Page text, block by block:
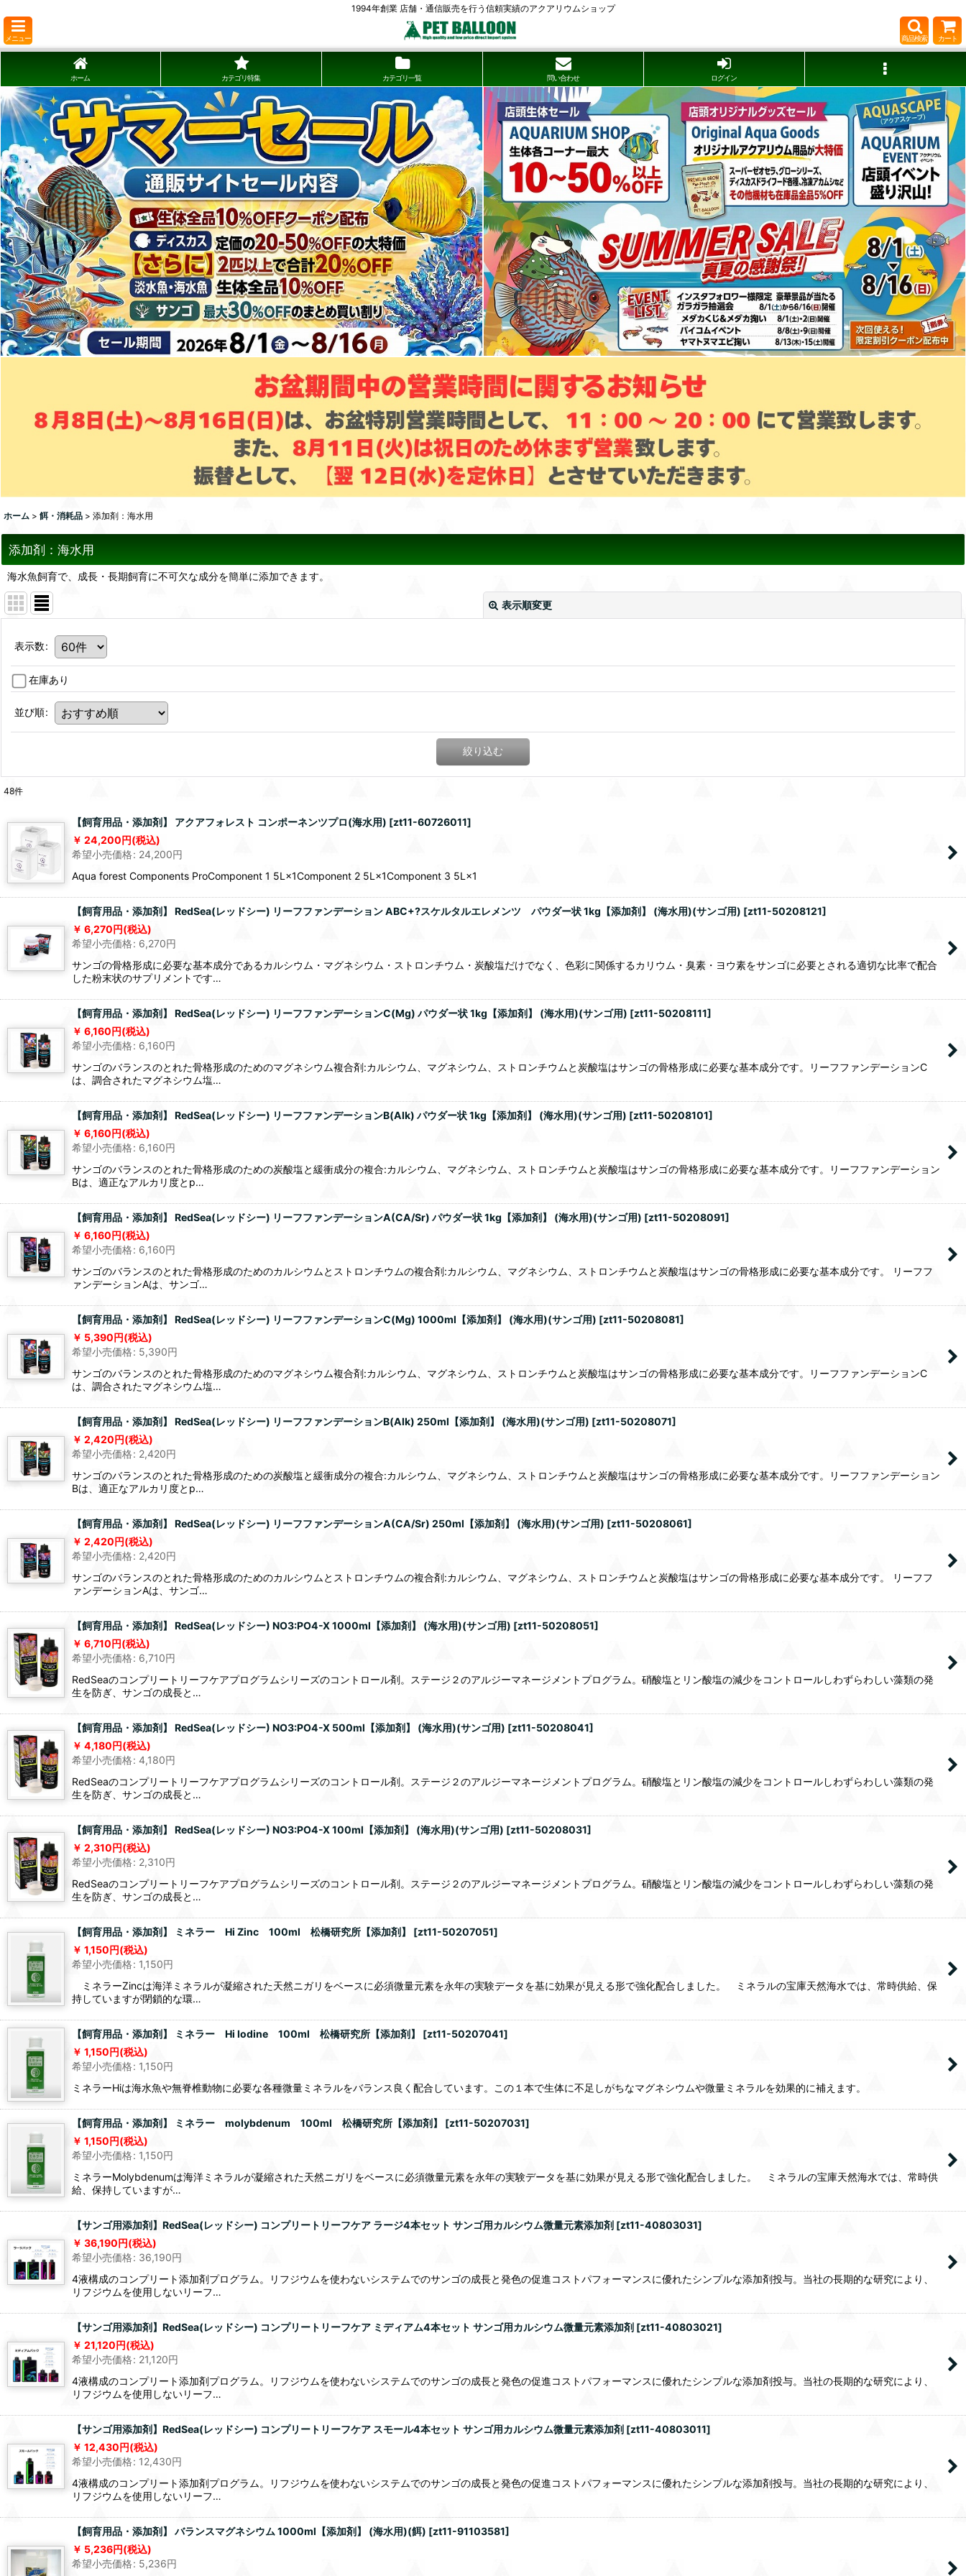
1994年創業 店舗・通信販売を行う信頼実績のアクアリウムショップ
メニュー 商品検索 カート
ホーム カテゴリ特集 カテゴリ一覧 問い合わせ ログイン
ホーム > 餌・消耗品 > 添加剤：海水用
添加剤：海水用
海水魚飼育で、成長・長期飼育に不可欠な成分を簡単に添加できます。
表示順変更
表示数:
在庫あり
並び順:
絞り込む
48件
【飼育用品・添加剤】 アクアフォレスト コンポーネンツプロ(海水用) [zt11-60726011]
24,200円(税込)
希望小売価格: 24,200円
Aqua forest Components ProComponent 1 5L×1Component 2 5L×1Component 3 5L×1
【飼育用品・添加剤】 RedSea(レッドシー) リーフファンデーション ABC+?スケルタルエレメンツ パウダー状 1kg【添加剤】 (海水用)(サンゴ用) [zt11-50208121]
6,270円(税込)
希望小売価格: 6,270円
サンゴの骨格形成に必要な基本成分であるカルシウム・マグネシウム・ストロンチウム・炭酸塩だけでなく、色彩に関係するカリウム・臭素・ヨウ素をサンゴに必要とされる適切な比率で配合
した粉末状のサプリメントです…
【飼育用品・添加剤】 RedSea(レッドシー) リーフファンデーションC(Mg) パウダー状 1kg【添加剤】 (海水用)(サンゴ用) [zt11-50208111]
6,160円(税込)
希望小売価格: 6,160円
サンゴのバランスのとれた骨格形成のためのマグネシウム複合剤:カルシウム、マグネシウム、ストロンチウムと炭酸塩はサンゴの骨格形成に必要な基本成分です。リーフファンデーションC
は、調合されたマグネシウム塩…
【飼育用品・添加剤】 RedSea(レッドシー) リーフファンデーションB(Alk) パウダー状 1kg【添加剤】 (海水用)(サンゴ用) [zt11-50208101]
6,160円(税込)
希望小売価格: 6,160円
サンゴのバランスのとれた骨格形成のための炭酸塩と緩衝成分の複合:カルシウム、マグネシウム、ストロンチウムと炭酸塩はサンゴの骨格形成に必要な基本成分です。リーフファンデーション
Bは、適正なアルカリ度とp…
【飼育用品・添加剤】 RedSea(レッドシー) リーフファンデーションA(CA/Sr) パウダー状 1kg【添加剤】 (海水用)(サンゴ用) [zt11-50208091]
6,160円(税込)
希望小売価格: 6,160円
サンゴのバランスのとれた骨格形成のためのカルシウムとストロンチウムの複合剤:カルシウム、マグネシウム、ストロンチウムと炭酸塩はサンゴの骨格形成に必要な基本成分です。 リーフフ
ァンデーションAは、サンゴ…
【飼育用品・添加剤】 RedSea(レッドシー) リーフファンデーションC(Mg) 1000ml【添加剤】 (海水用)(サンゴ用) [zt11-50208081]
5,390円(税込)
希望小売価格: 5,390円
サンゴのバランスのとれた骨格形成のためのマグネシウム複合剤:カルシウム、マグネシウム、ストロンチウムと炭酸塩はサンゴの骨格形成に必要な基本成分です。リーフファンデーションC
は、調合されたマグネシウム塩…
【飼育用品・添加剤】 RedSea(レッドシー) リーフファンデーションB(Alk) 250ml【添加剤】 (海水用)(サンゴ用) [zt11-50208071]
2,420円(税込)
希望小売価格: 2,420円
サンゴのバランスのとれた骨格形成のための炭酸塩と緩衝成分の複合:カルシウム、マグネシウム、ストロンチウムと炭酸塩はサンゴの骨格形成に必要な基本成分です。リーフファンデーション
Bは、適正なアルカリ度とp…
【飼育用品・添加剤】 RedSea(レッドシー) リーフファンデーションA(CA/Sr) 250ml【添加剤】 (海水用)(サンゴ用) [zt11-50208061]
2,420円(税込)
希望小売価格: 2,420円
サンゴのバランスのとれた骨格形成のためのカルシウムとストロンチウムの複合剤:カルシウム、マグネシウム、ストロンチウムと炭酸塩はサンゴの骨格形成に必要な基本成分です。 リーフフ
ァンデーションAは、サンゴ…
【飼育用品・添加剤】 RedSea(レッドシー) NO3:PO4-X 1000ml【添加剤】 (海水用)(サンゴ用) [zt11-50208051]
6,710円(税込)
希望小売価格: 6,710円
RedSeaのコンプリートリーフケアプログラムシリーズのコントロール剤。ステージ２のアルジーマネージメントプログラム。硝酸塩とリン酸塩の減少をコントロールしわずらわしい藻類の発
生を防ぎ、サンゴの成長と…
【飼育用品・添加剤】 RedSea(レッドシー) NO3:PO4-X 500ml【添加剤】 (海水用)(サンゴ用) [zt11-50208041]
4,180円(税込)
希望小売価格: 4,180円
RedSeaのコンプリートリーフケアプログラムシリーズのコントロール剤。ステージ２のアルジーマネージメントプログラム。硝酸塩とリン酸塩の減少をコントロールしわずらわしい藻類の発
生を防ぎ、サンゴの成長と…
【飼育用品・添加剤】 RedSea(レッドシー) NO3:PO4-X 100ml【添加剤】 (海水用)(サンゴ用) [zt11-50208031]
2,310円(税込)
希望小売価格: 2,310円
RedSeaのコンプリートリーフケアプログラムシリーズのコントロール剤。ステージ２のアルジーマネージメントプログラム。硝酸塩とリン酸塩の減少をコントロールしわずらわしい藻類の発
生を防ぎ、サンゴの成長と…
【飼育用品・添加剤】 ミネラー Hi Zinc 100ml 松橋研究所【添加剤】 [zt11-50207051]
1,150円(税込)
希望小売価格: 1,150円
ミネラーZincは海洋ミネラルが凝縮された天然ニガリをベースに必須微量元素を永年の実験データを基に効果が見える形で強化配合しました。 ミネラルの宝庫天然海水では、常時供給、保
持していますが閉鎖的な環…
【飼育用品・添加剤】 ミネラー Hi Iodine 100ml 松橋研究所【添加剤】 [zt11-50207041]
1,150円(税込)
希望小売価格: 1,150円
ミネラーHiは海水魚や無脊椎動物に必要な各種微量ミネラルをバランス良く配合しています。この１本で生体に不足しがちなマグネシウムや微量ミネラルを効果的に補えます。
【飼育用品・添加剤】 ミネラー molybdenum 100ml 松橋研究所【添加剤】 [zt11-50207031]
1,150円(税込)
希望小売価格: 1,150円
ミネラーMolybdenumは海洋ミネラルが凝縮された天然ニガリをベースに必須微量元素を永年の実験データを基に効果が見える形で強化配合しました。 ミネラルの宝庫天然海水では、常時供
給、保持していますが…
【サンゴ用添加剤】RedSea(レッドシー) コンプリートリーフケア ラージ4本セット サンゴ用カルシウム微量元素添加剤 [zt11-40803031]
36,190円(税込)
希望小売価格: 36,190円
4液構成のコンプリート添加剤プログラム。リフジウムを使わないシステムでのサンゴの成長と発色の促進コストパフォーマンスに優れたシンプルな添加剤投与。当社の長期的な研究により、
リフジウムを使用しないリーフ…
【サンゴ用添加剤】RedSea(レッドシー) コンプリートリーフケア ミディアム4本セット サンゴ用カルシウム微量元素添加剤 [zt11-40803021]
21,120円(税込)
希望小売価格: 21,120円
4液構成のコンプリート添加剤プログラム。リフジウムを使わないシステムでのサンゴの成長と発色の促進コストパフォーマンスに優れたシンプルな添加剤投与。当社の長期的な研究により、
リフジウムを使用しないリーフ…
【サンゴ用添加剤】RedSea(レッドシー) コンプリートリーフケア スモール4本セット サンゴ用カルシウム微量元素添加剤 [zt11-40803011]
12,430円(税込)
希望小売価格: 12,430円
4液構成のコンプリート添加剤プログラム。リフジウムを使わないシステムでのサンゴの成長と発色の促進コストパフォーマンスに優れたシンプルな添加剤投与。当社の長期的な研究により、
リフジウムを使用しないリーフ…
【飼育用品・添加剤】 バランスマグネシウム 1000ml【添加剤】 (海水用)(餌) [zt11-91103581]
5,236円(税込)
希望小売価格: 5,236円